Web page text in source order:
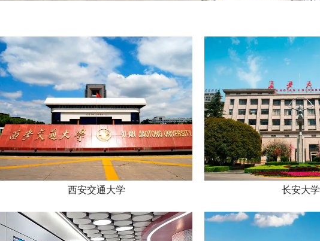
西安交通大学 长安大学